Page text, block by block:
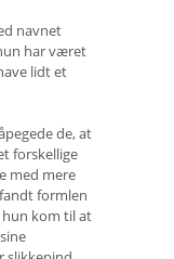
navnet
har været
lidt et
de, at
forskellige
med mere
formlen
kom til at